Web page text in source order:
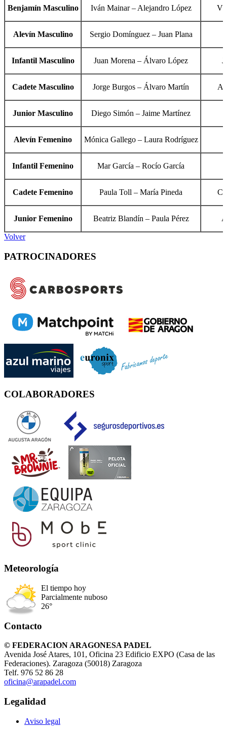
Benjamín Masculino Iván Mainar – Alejandro López
Alevín Masculino Sergio Domínguez – Juan Plana
Infantil Masculino Juan Morena – Álvaro López
Cadete Masculino Jorge Burgos – Álvaro Martín
Junior Masculino Diego Simón – Jaime Martínez
Alevín Femenino Mónica Gallego – Laura Rodríguez
Infantil Femenino Mar García – Rocío García
Cadete Femenino Paula Toll – María Pineda
Junior Femenino Beatriz Blandín – Paula Pérez
Volver
PATROCINADORES
COLABORADORES
Meteorología
El tiempo hoy
Parcialmente nuboso
26°
Contacto
© FEDERACION ARAGONESA PADEL
Avenida José Atares, 101, Oficina 23 Edificio EXPO (Casa de las
Federaciones). Zaragoza (50018) Zaragoza
Telf. 976 52 86 28
oficina@arapadel.com
Legalidad
Aviso legal